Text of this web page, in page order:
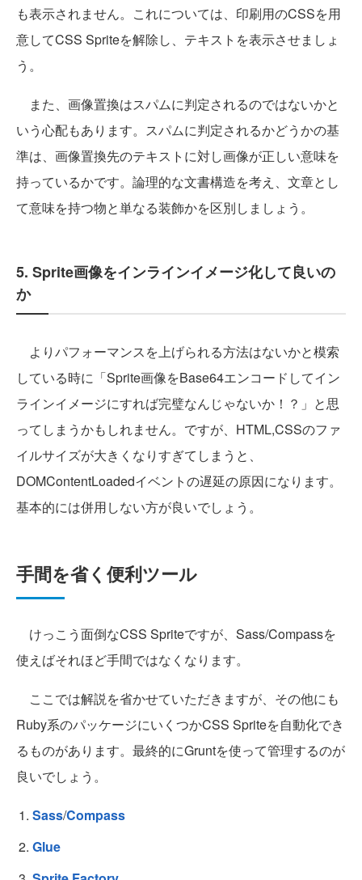
も表示されません。これについては、印刷用のCSSを用
意してCSS Spriteを解除し、テキストを表示させましょ
う。
また、画像置換はスパムに判定されるのではないかと
いう心配もあります。スパムに判定されるかどうかの基
準は、画像置換先のテキストに対し画像が正しい意味を
持っているかです。論理的な文書構造を考え、文章とし
て意味を持つ物と単なる装飾かを区別しましょう。
5. Sprite画像をインラインイメージ化して良いの
か
よりパフォーマンスを上げられる方法はないかと模索
している時に「Sprite画像をBase64エンコードしてイン
ラインイメージにすれば完璧なんじゃないか！？」と思
ってしまうかもしれません。ですが、HTML,CSSのファ
イルサイズが大きくなりすぎてしまうと、
DOMContentLoadedイベントの遅延の原因になります。
基本的には併用しない方が良いでしょう。
手間を省く便利ツール
けっこう面倒なCSS Spriteですが、Sass/Compassを
使えばそれほど手間ではなくなります。
ここでは解説を省かせていただきますが、その他にも
Ruby系のパッケージにいくつかCSS Spriteを自動化でき
るものがあります。最終的にGruntを使って管理するのが
良いでしょう。
Sass/Compass
Glue